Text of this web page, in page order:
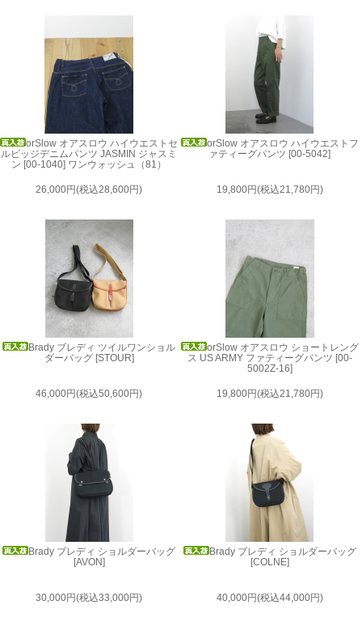
orSlow オアスロウ ハイウエストセ
ルビッジデニムパンツ JASMIN ジャスミ
ン [00-1040] ワンウォッシュ（81）
26,000円(税込28,600円)
orSlow オアスロウ ハイウエストフ
ァティーグパンツ [00-5042]
19,800円(税込21,780円)
Brady ブレディ ツイルワンショル
ダーバッグ [STOUR]
46,000円(税込50,600円)
orSlow オアスロウ ショートレング
ス US ARMY ファティーグパンツ [00-
5002Z-16]
19,800円(税込21,780円)
Brady ブレディ ショルダーバッグ
[AVON]
30,000円(税込33,000円)
Brady ブレディ ショルダーバッグ
[COLNE]
40,000円(税込44,000円)